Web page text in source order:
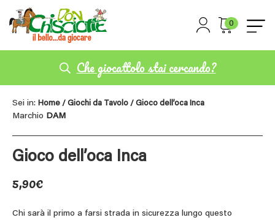
0
Che giocattolo stai cercando?
Sei in: Home / Giochi da Tavolo / Gioco dell’oca Inca
Marchio DAM
Gioco dell’oca Inca
5,90€
Chi sarà il primo a farsi strada in sicurezza lungo questo